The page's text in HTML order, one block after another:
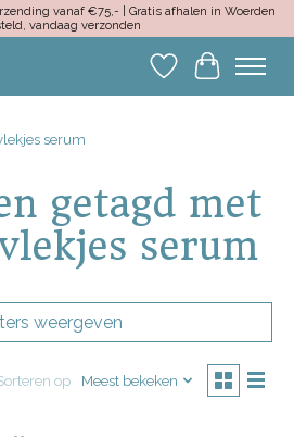
vanaf €75,- | Gratis afhalen in Woerden
vandaag verzonden
Verlanglijst
serum
getagd met
serum
weergeven
op Meest bekeken